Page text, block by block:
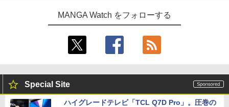
MANGA Watch をフォローする
Special Site
ハイグレードテレビ「TCL Q7D Pro」。圧巻の